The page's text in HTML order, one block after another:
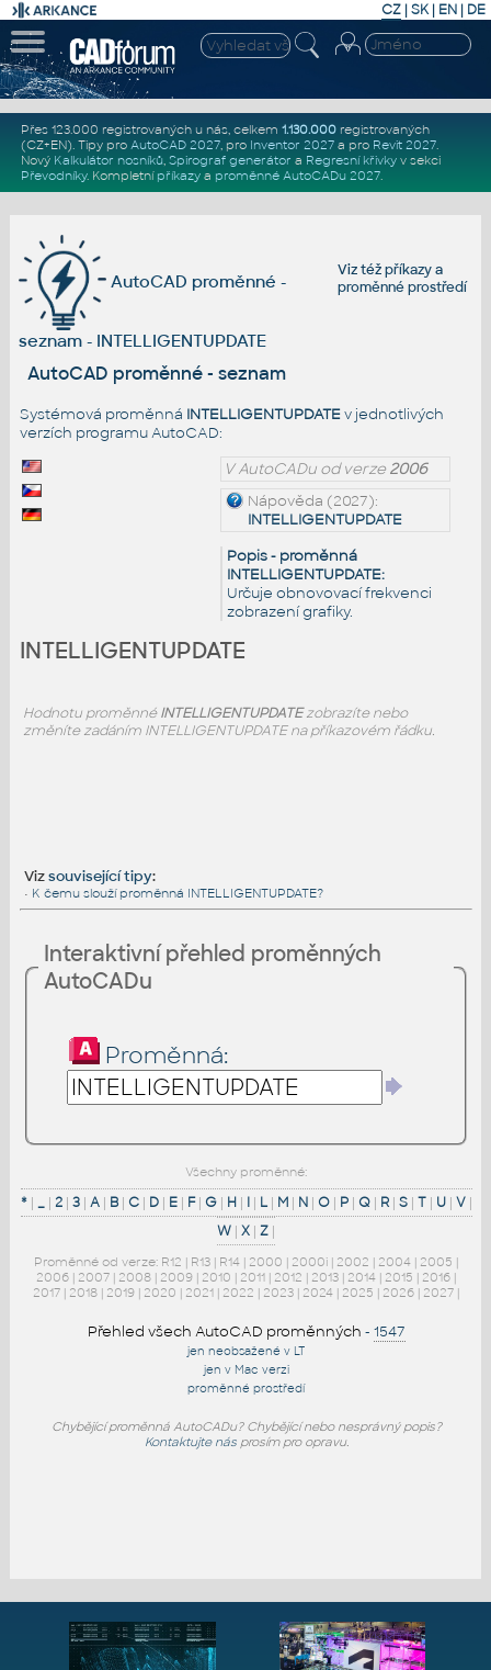
CZ | SK| EN | DE
Přes 123.000 registrovaných u nás, celkem 1.130.000registrovaných
(CZ+EN). Tipy pro AutoCAD 2027, pro Inventor 2027a pro Revit 2027.
Nový Kalkulátor nosníků, Spirograf generátor a Regresní křivkyv sekci
Převodníky. Kompletní příkazya proměnné AutoCADu 2027.
Viz téžpříkazya
proměnné prostředí
AutoCAD proměnné -
seznam - INTELLIGENTUPDATE
AutoCAD proměnné - seznam
Systémová proměnná INTELLIGENTUPDATEv jednotlivých
verzích programu AutoCAD:
V AutoCADu od verze2006
Nápověda (2027):
INTELLIGENTUPDATE
Popis - proměnná
INTELLIGENTUPDATE:
Určuje obnovovací frekvenci
zobrazení grafiky.
INTELLIGENTUPDATE
Hodnotu proměnnéINTELLIGENTUPDATEzobrazíte nebo
změníte zadáním INTELLIGENTUPDATE na příkazovém řádku.
Vizsouvisející tipy:
• K čemu slouží proměnná INTELLIGENTUPDATE?
Interaktivní přehled proměnných
AutoCADu
Proměnná:
Všechny proměnné:
*| _| 2| 3| A| B| C| D| E| F| G| H | I| L| M| N| O| P| Q| R| S| T| U| V|
W | X | Z |
Proměnné od verze: R12 | R13 | R14 | 2000 | 2000i | 2002 | 2004 | 2005 |
2006 | 2007 | 2008 | 2009 | 2010 | 2011 | 2012 | 2013 | 2014 | 2015 | 2016 |
2017 | 2018 | 2019 | 2020 | 2021 | 2022 | 2023 | 2024 | 2025 | 2026 | 2027 |
Přehled všech AutoCAD proměnných - 1547
jen neobsažené v LT
jen v Mac verzi
proměnné prostředí
Chybějící proměnná AutoCADu? Chybějící nebo nesprávný popis?
Kontaktujte násprosím pro opravu.